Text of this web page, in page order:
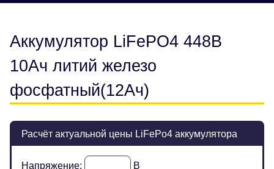
Аккумулятор LiFePO4 448В
10Ач литий железо
фосфатный(12Ач)
Расчёт актуальной цены LiFePo4 аккумулятора
Напряжение: В